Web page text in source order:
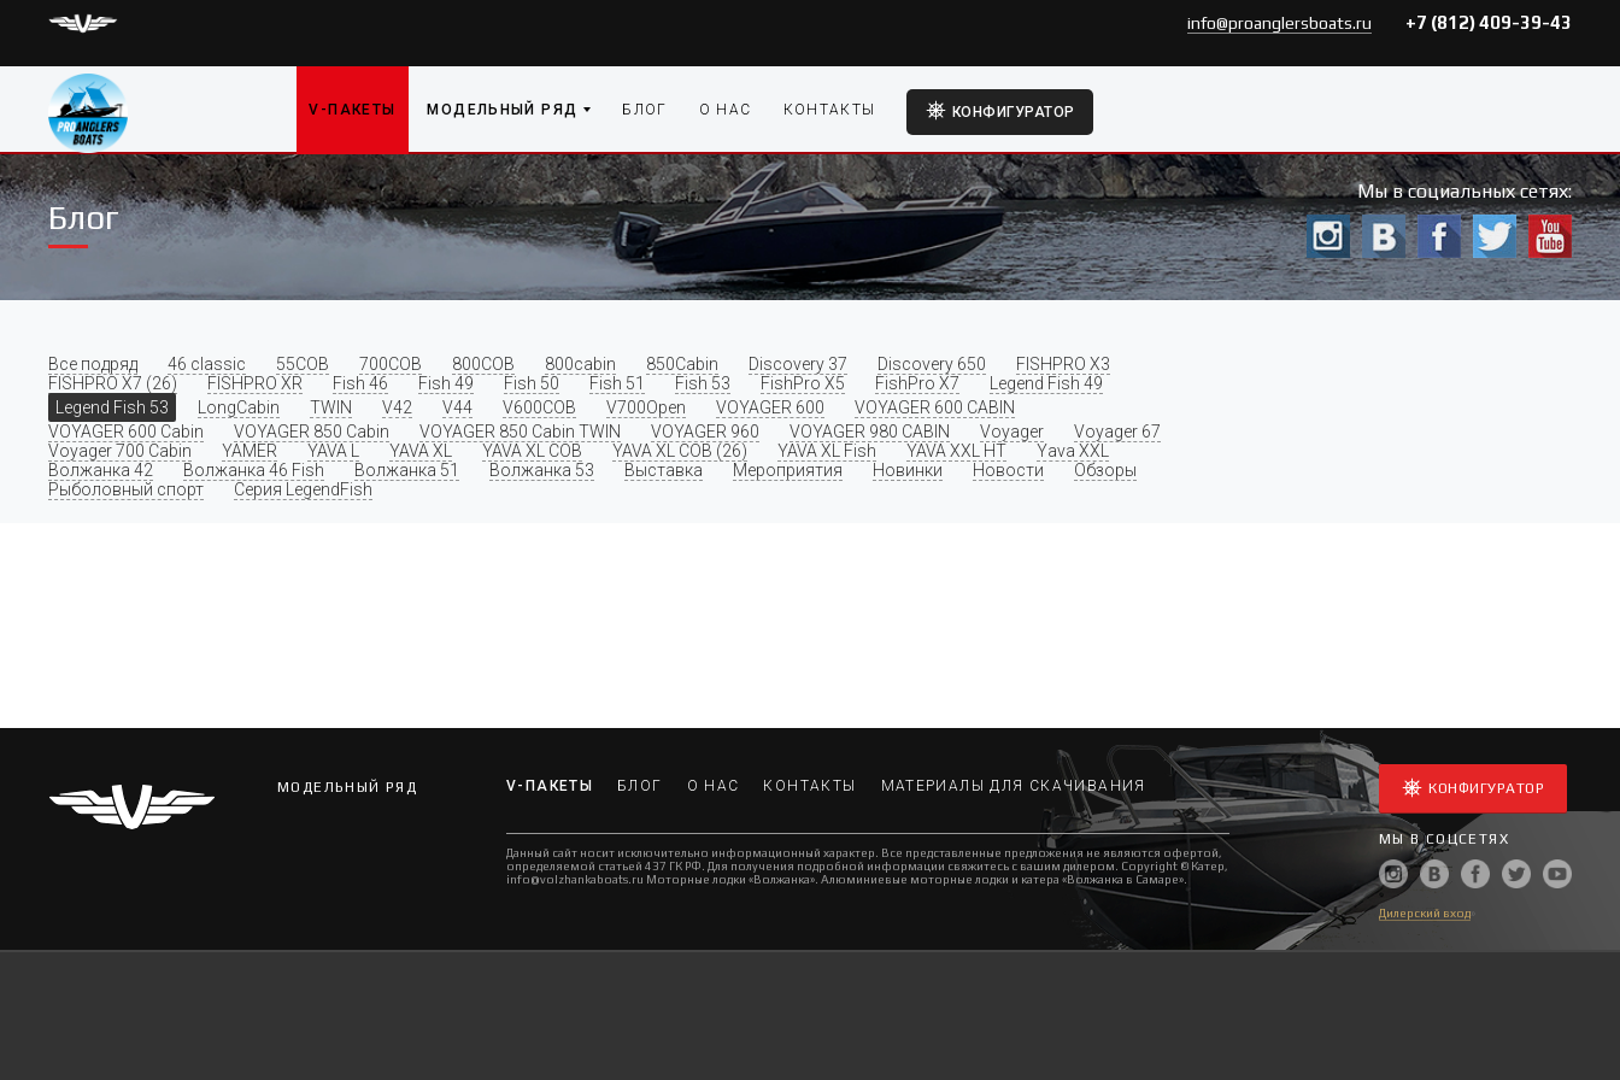
info@proanglersboats.ru +7 (812) 409-39-43
V-ПАКЕТЫ МОДЕЛЬНЫЙ РЯД БЛОГ О НАС КОНТАКТЫ КОНФИГУРАТОР
Блог
Мы в социальных сетях:
Все подряд 46 classic 55COB 700COB 800COB 800cabin 850Cabin Discovery 37 Discovery 650
FISHPRO X3
FISHPRO X7 (26)
FISHPRO XR Fish 46 Fish 49 Fish 50 Fish 51 Fish 53 FishPro X5 FishPro X7
Legend Fish 49
Legend Fish 53
LongCabin TWIN V42 V44 V600COB V700Open VOYAGER 600
VOYAGER 600 CABIN
VOYAGER 600 Cabin
VOYAGER 850 Cabin VOYAGER 850 Cabin TWIN VOYAGER 960 VOYAGER 980 CABIN Voyager
Voyager 67
Voyager 700 Cabin
YAMER YAVA L YAVA XL YAVA XL COB YAVA XL COB (26) YAVA XL Fish YAVA XXL HT
Yava XXL
Волжанка 42
Волжанка 46 Fish Волжанка 51 Волжанка 53 Выставка Мероприятия Новинки Новости
Обзоры
Рыболовный спорт
Серия LegendFish
МОДЕЛЬНЫЙ РЯД V-ПАКЕТЫ БЛОГ О НАС КОНТАКТЫ МАТЕРИАЛЫ ДЛЯ СКАЧИВАНИЯ
Данный сайт носит исключительно информационный характер. Все представленные предложения не являются офертой,
определяемой статьей 437 ГК РФ. Для получения подробной информации свяжитесь с вашим дилером. Copyright © Катер,
info@volzhankaboats.ru Моторные лодки «Волжанка». Алюминиевые моторные лодки и катера «Волжанка в Самаре».
КОНФИГУРАТОР
МЫ В СОЦСЕТЯХ
Дилерский вход»